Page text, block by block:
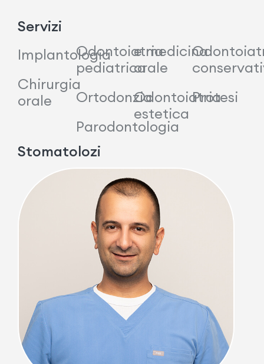
Servizi
Implantologia
Chirurgia
orale
Odontoiatria
pediatrica
Ortodonzia
Parodontologia
e medicina
orale
Odontoiatria
estetica
Protesi
Stomatolozi